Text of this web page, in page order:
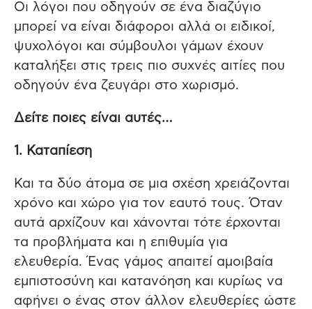
Οι λόγοι που οδηγούν σε ένα διαζύγιο
μπορεί να είναι διάφοροι αλλά οι ειδικοί,
ψυχολόγοι και σύμβουλοι γάμων έχουν
καταλήξει στις τρεις πιο συχνές αιτίες που
οδηγούν ένα ζευγάρι στο χωρισμό.
Δείτε ποιες είναι αυτές…
1. Καταπίεση
Και τα δύο άτομα σε μια σχέση χρειάζονται
χρόνο και χώρο για τον εαυτό τους. Όταν
αυτά αρχίζουν και χάνονται τότε έρχονται
τα προβλήματα και η επιθυμία για
ελευθερία. Ένας γάμος απαιτεί αμοιβαία
εμπιστοσύνη και κατανόηση και κυρίως να
αφήνει ο ένας στον άλλον ελευθερίες ώστε